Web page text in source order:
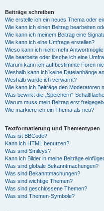
Beiträge schreiben
Wie erstelle ich ein neues Thema oder
Wie kann ich einen Beitrag bearbeiten
Wie kann ich meinem Beitrag eine
Wie kann ich eine Umfrage erstellen?
Wieso kann ich nicht mehr
Wie bearbeite oder lösche ich eine
Warum kann ich auf bestimmte Foren
Weshalb kann ich keine Dateianhänge
Weshalb wurde ich verwarnt?
Wie kann ich Beiträge den Moderatoren
Was bewirkt die „Speichern“-
Warum muss mein Beitrag erst
Wie markiere ich ein Thema als neu?
Textformatierung und Thementypen
Was ist BBCode?
Kann ich HTML benutzen?
Was sind Smileys?
Kann ich Bilder in meine Beiträge
Was sind globale Bekanntmachungen?
Was sind Bekanntmachungen?
Was sind wichtige Themen?
Was sind geschlossene Themen?
Was sind Themen-Symbole?